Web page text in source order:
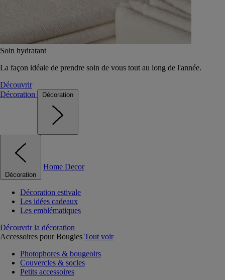
Soin hydratant
La façon idéale de prendre soin de vous tout au long de l'année.
Découvrir
Décoration
Décoration
Décoration
Home Decor
Décoration estivale
Les idées cadeaux
Les emblématiques
Découvrir la décoration
Accessoires pour Bougies Tout voir
Photophores & bougeoirs
Couvercles & socles
Petits accessoires